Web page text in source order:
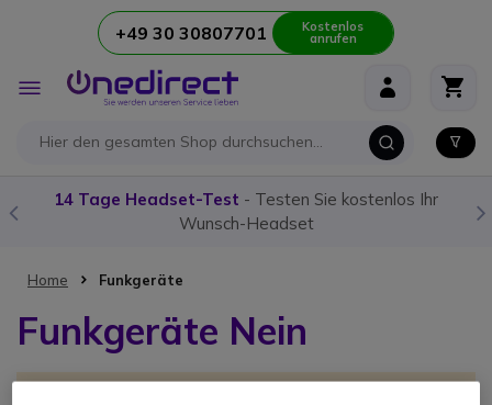
Zum Inhalt springen+49 30 30807701 Kostenlos
anrufen
Navigation
umschalten
14 Tage Headset-Test - Testen Sie kostenlos Ihr
Wunsch-Headset
Home Funkgeräte
Funkgeräte Nein